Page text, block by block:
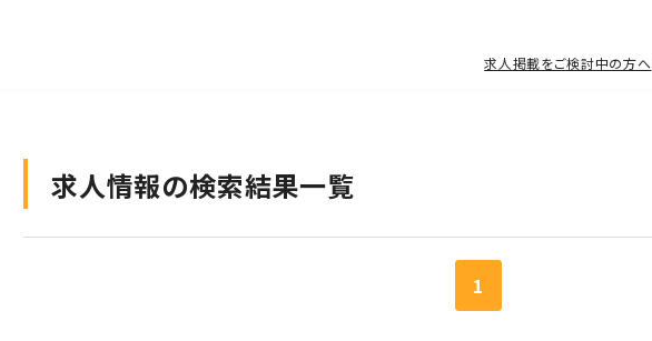
求人掲載をご検討中の方へ
求人情報の検索結果一覧
1